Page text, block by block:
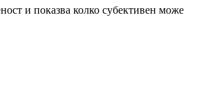
и показва колко субективен може